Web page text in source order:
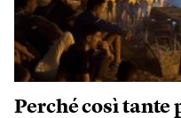
Perché così tante